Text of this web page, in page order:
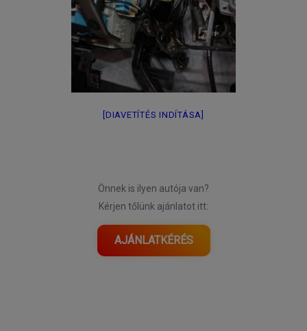
[DIAVETÍTÉS INDÍTÁSA]
Önnek is ilyen autója van?
Kérjen tőlünk ajánlatot itt:
AJÁNLATKÉRÉS